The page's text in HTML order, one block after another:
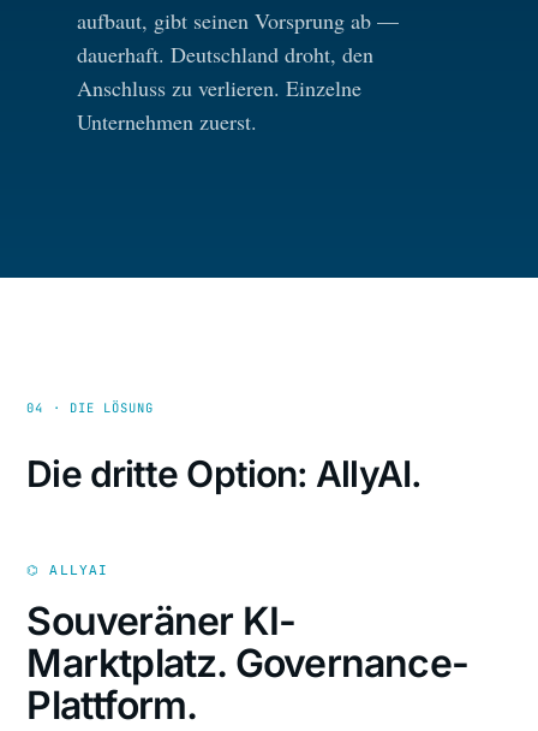
aufbaut, gibt seinen Vorsprung ab —
dauerhaft. Deutschland droht, den
Anschluss zu verlieren. Einzelne
Unternehmen zuerst.
04 · DIE LÖSUNG
Die dritte Option: AllyAI.
⌬ ALLYAI
Souveräner KI-
Marktplatz. Governance-
Plattform.